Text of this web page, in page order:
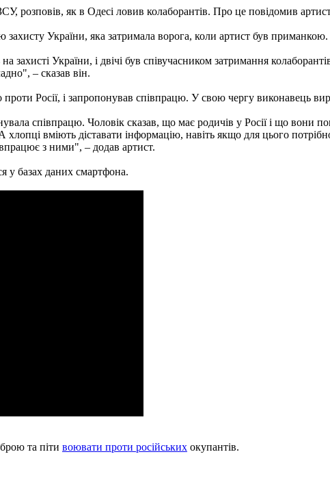
розповів, як в Одесі ловив колаборантів. Про це повідомив
захисту України, яка затримала ворога, коли артист був приманкою.
захисті України, і двічі був співучасником затримання
– сказав він.
Росії, і запропонував співпрацю. У свою чергу виконавець
співпрацю. Чоловік сказав, що має родичів у Росії і що вони
вміють діставати інформацію, навіть якщо для цього
з ними", – додав артист.
у базах даних смартфона.
та піти воювати проти російських окупантів.